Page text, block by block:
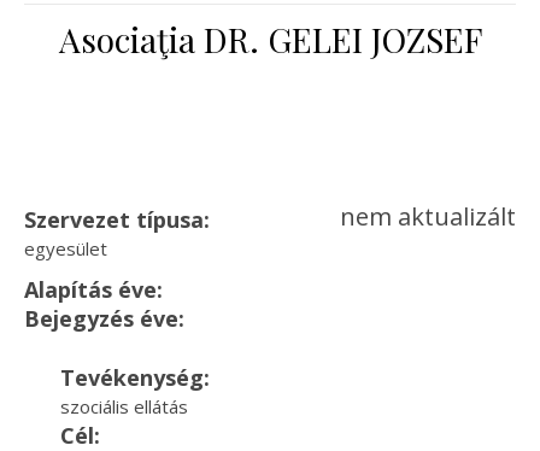
Asociaţia DR. GELEI JOZSEF
Szervezet típusa:
egyesület
nem aktualizált
Alapítás éve:
Bejegyzés éve:
Tevékenység:
szociális ellátás
Cél: